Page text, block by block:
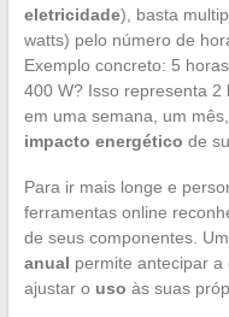
eletricidade), basta
watts) pelo número de
Exemplo concreto: 5
400 W? Isso representa 2
em uma semana, um
impacto energético de
Para ir mais longe e
ferramentas online
de seus componentes.
anual permite antecipar a
ajustar o uso às suas